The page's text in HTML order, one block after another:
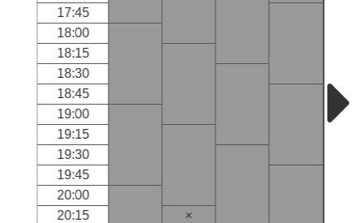
17:45
18:00
18:15
18:30
18:45
19:00
19:15
19:30
19:45
20:00
20:15
×